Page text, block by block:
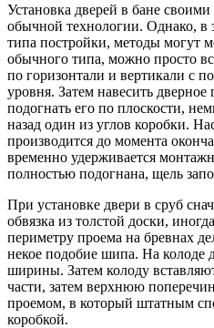
Установка дверей в бане
обычной технологии. Однако, в
типа постройки, методы могут
обычного типа, можно просто
по горизонтали и вертикали с
уровня. Затем навесить
подогнать его по плоскости,
назад один из углов коробки.
производится до момента
временно удерживается
полностью подогнана, щель
При установке двери в сруб
обвязка из толстой доски,
периметру проема на бревнах
некое подобие шипа. На колоде
ширины. Затем колоду
части, затем верхнюю
проемом, в который штатным
коробкой.